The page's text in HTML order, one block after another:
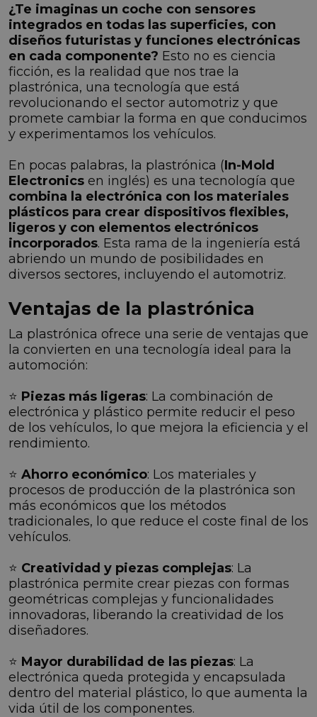
¿Te imaginas un coche con sensores
integrados en todas las superficies, con
diseños futuristas y funciones electrónicas
en cada componente? Esto no es ciencia
ficción, es la realidad que nos trae la
plastrónica, una tecnología que está
revolucionando el sector automotriz y que
promete cambiar la forma en que conducimos
y experimentamos los vehículos.
En pocas palabras, la plastrónica (In-Mold
Electronics en inglés) es una tecnología que
combina la electrónica con los materiales
plásticos para crear dispositivos flexibles,
ligeros y con elementos electrónicos
incorporados. Esta rama de la ingeniería está
abriendo un mundo de posibilidades en
diversos sectores, incluyendo el automotriz.
Ventajas de la plastrónica
La plastrónica ofrece una serie de ventajas que
la convierten en una tecnología ideal para la
automoción:
⭐ Piezas más ligeras: La combinación de
electrónica y plástico permite reducir el peso
de los vehículos, lo que mejora la eficiencia y el
rendimiento.
⭐ Ahorro económico: Los materiales y
procesos de producción de la plastrónica son
más económicos que los métodos
tradicionales, lo que reduce el coste final de los
vehículos.
⭐ Creatividad y piezas complejas: La
plastrónica permite crear piezas con formas
geométricas complejas y funcionalidades
innovadoras, liberando la creatividad de los
diseñadores.
⭐ Mayor durabilidad de las piezas: La
electrónica queda protegida y encapsulada
dentro del material plástico, lo que aumenta la
vida útil de los componentes.